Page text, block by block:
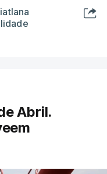
Abril.